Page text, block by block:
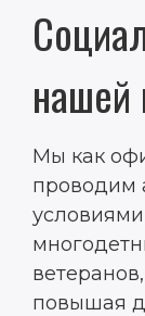
нашей
Мы как
проводим
повышая